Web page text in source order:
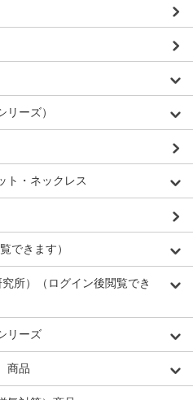
ーズ）
ト・ネックレス
できます）
所）（ログイン後閲覧でき
リーズ
商品